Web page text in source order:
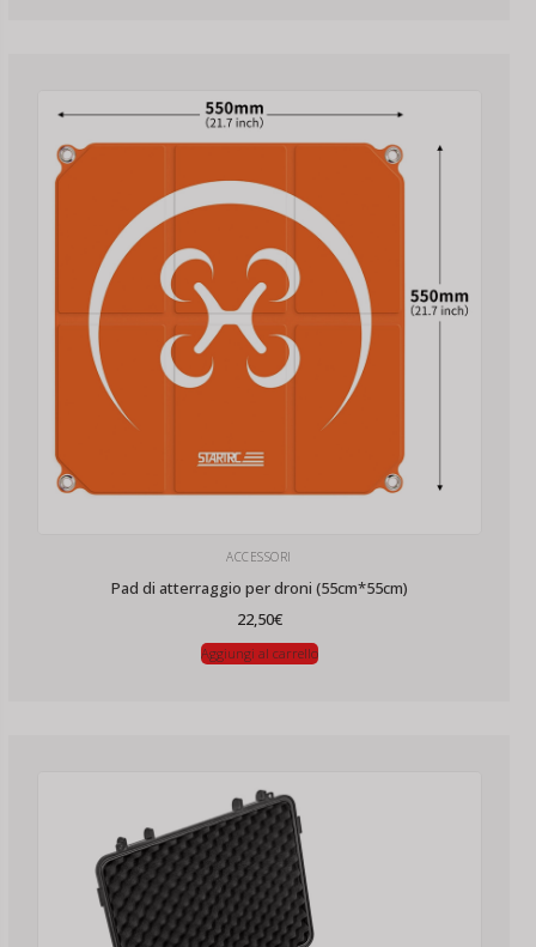
ACCESSORI
Pad di atterraggio per droni (55cm*55cm)
22,50€
Aggiungi al carrello